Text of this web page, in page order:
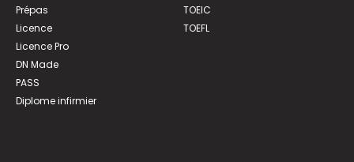
Prépas
Licence
Licence Pro
DN Made
PASS
Diplome infirmier
TOEIC
TOEFL